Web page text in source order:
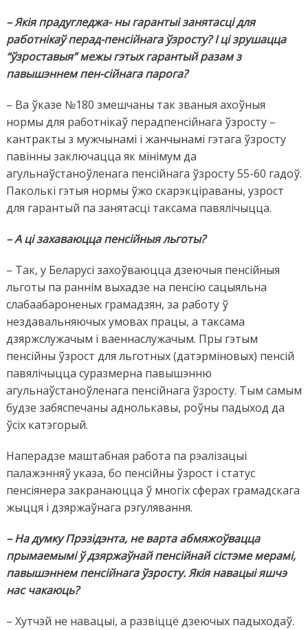
– Якія прадугледжа- ны гарантыі занятасці для
работнікаў перад-пенсійнага ўзросту? І ці зрушацца
“ўзроставыя” межы гэтых гарантый разам з
павышэннем пен-сійнага парога?
– Ва ўказе №180 змешчаны так званыя ахоўныя
нормы для работнікаў перадпенсійнага ўзросту –
кантракты з мужчынамі і жанчынамі гэтага ўзросту
павінны заключацца як мінімум да
агульнаўстаноўленага пенсійнага ўзросту 55-60 гадоў.
Паколькі гэтыя нормы ўжо скарэкціраваны, узрост
для гарантый па занятасці таксама павялічыцца.
– А ці захаваюцца пенсійныя льготы?
– Так, у Беларусі захоўваюцца дзеючыя пенсійныя
льготы па раннім выхадзе на пенсію сацыяльна
слабаабароненых грамадзян, за работу ў
нездавальняючых умовах працы, а таксама
дзяржслужачым і ваеннаслужачым. Пры гэтым
пенсійны ўзрост для льготных (датэрміновых) пенсій
павялічыцца суразмерна павышэнню
агульнаўстаноўленага пенсійнага ўзросту. Тым самым
будзе забяспечаны аднолькавы, роўны падыход да
ўсіх катэгорый.
Наперадзе маштабная работа па рэалізацыі
палажэнняў указа, бо пенсійны ўзрост і статус
пенсіянера закранаюцца ў многіх сферах грамадскага
жыцця і дзяржаўнага рэгулявання.
– На думку Прэзідэнта, не варта абмяжоўвацца
прымаемымі ў дзяржаўнай пенсійнай сістэме мерамі,
павышэннем пенсійнага ўзросту. Якія навацыі яшчэ
нас чакаюць?
– Хутчэй не навацыі, а развіццё дзеючых падыходаў.